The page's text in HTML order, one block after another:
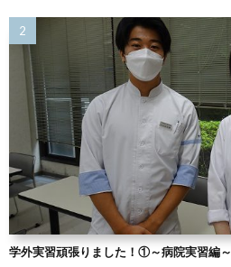
学外実習頑張りました！①～病院実習編～